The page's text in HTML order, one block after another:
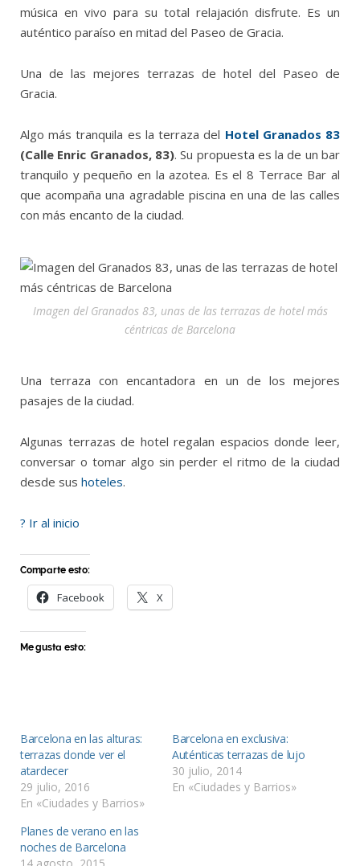
música en vivo para su total relajación disfrute. Es un
auténtico paraíso en mitad del Paseo de Gracia.
Una de las mejores terrazas de hotel del Paseo de
Gracia.
Algo más tranquila es la terraza del Hotel Granados 83
(Calle Enric Granados, 83). Su propuesta es la de un bar
tranquilo y pequeño en la azotea. Es el 8 Terrace Bar al
que acompaña una agradable piscina en una de las calles
con más encanto de la ciudad.
Imagen del Granados 83, unas de las terrazas de hotel más
céntricas de Barcelona
Una terraza con encantadora en un de los mejores
pasajes de la ciudad.
Algunas terrazas de hotel regalan espacios donde leer,
conversar o tomar algo sin perder el ritmo de la ciudad
desde sus hoteles.
? Ir al inicio
Comparte esto:
Facebook X
Me gusta esto:
Barcelona en las alturas:
terrazas donde ver el
atardecer
29 julio, 2016
En «Ciudades y Barrios»
Barcelona en exclusiva:
Auténticas terrazas de lujo
30 julio, 2014
En «Ciudades y Barrios»
Planes de verano en las
noches de Barcelona